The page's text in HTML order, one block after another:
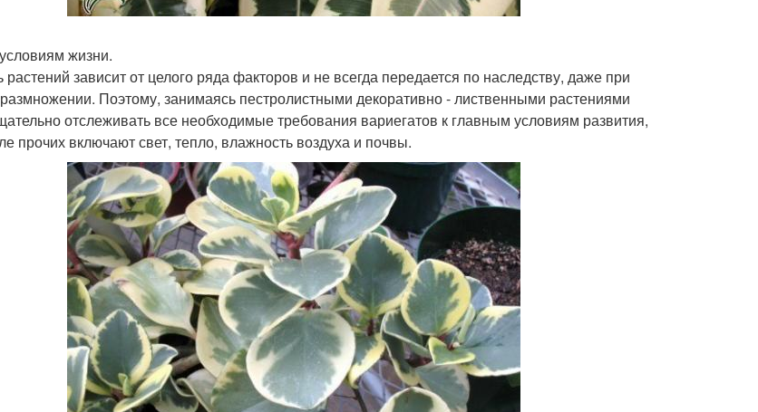
жизни.
растений зависит от целого ряда факторов и не всегда передается по наследству, даже при
Поэтому, занимаясь пестролистными декоративно - лиственными растениями
отслеживать все необходимые требования вариегатов к главным условиям развития,
прочих включают свет, тепло, влажность воздуха и почвы.